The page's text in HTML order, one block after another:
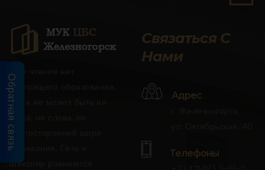
"Без чтения нет
настоящего образования,
нет и не может быть ни
вкуса, ни слова, ни
многосторонней шири
понимания; Гёте и
Шекспир равняются
Связаться С
Нами
Адрес
Телефоны
Обратная связь